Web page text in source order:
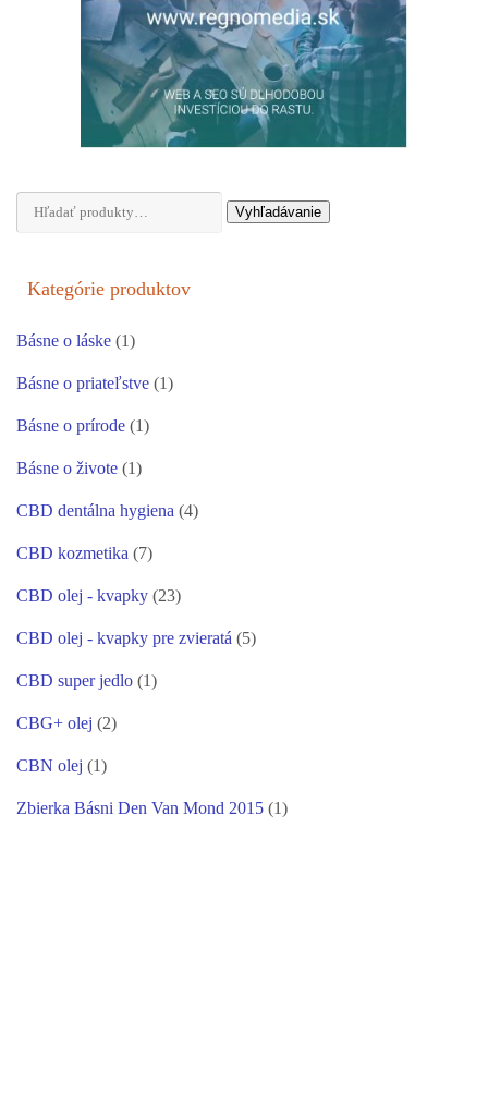
Hľadať: Vyhľadávanie
Kategórie produktov
Básne o láske (1)
Básne o priateľstve (1)
Básne o prírode (1)
Básne o živote (1)
CBD dentálna hygiena (4)
CBD kozmetika (7)
CBD olej - kvapky (23)
CBD olej - kvapky pre zvieratá (5)
CBD super jedlo (1)
CBG+ olej (2)
CBN olej (1)
Zbierka Básni Den Van Mond 2015 (1)